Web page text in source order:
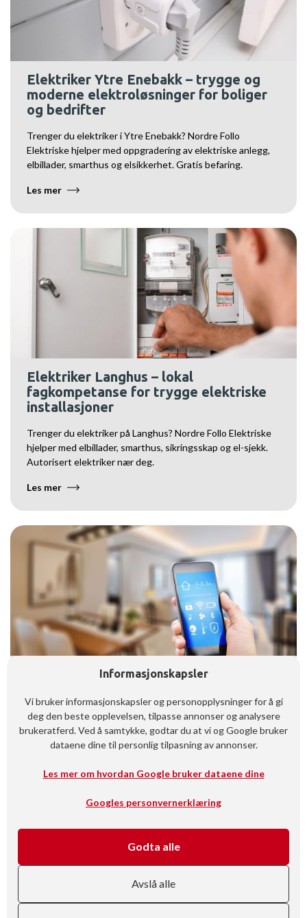
Informasjonskapsler
Vi bruker informasjonskapsler og personopplysninger for å gi
deg den beste opplevelsen, tilpasse annonser og analysere
brukeratferd. Ved å samtykke, godtar du at vi og Google bruker
dataene dine til personlig tilpasning av annonser.
Les mer om hvordan Google bruker dataene dine
Googles personvernerklæring
Avslå alle
Godta alle
Elektriker Ytre Enebakk – trygge og
moderne elektroløsninger for boliger
og bedrifter
Trenger du elektriker i Ytre Enebakk? Nordre Follo
Elektriske hjelper med oppgradering av elektriske anlegg,
elbillader, smarthus og elsikkerhet. Gratis befaring.
Les mer
Elektriker Langhus – lokal
fagkompetanse for trygge elektriske
installasjoner
Trenger du elektriker på Langhus? Nordre Follo Elektriske
hjelper med elbillader, smarthus, sikringsskap og el-sjekk.
Autorisert elektriker nær deg.
Les mer
Elektriker Vestby – profesjonelle
Trenger du elektriker i Vestby? Nordre Follo Elektriske
tilbyr el-sjekk, elbillader, smarthus og oppgradering av
sikringsskap. Profesjonell service nær deg.
Les mer